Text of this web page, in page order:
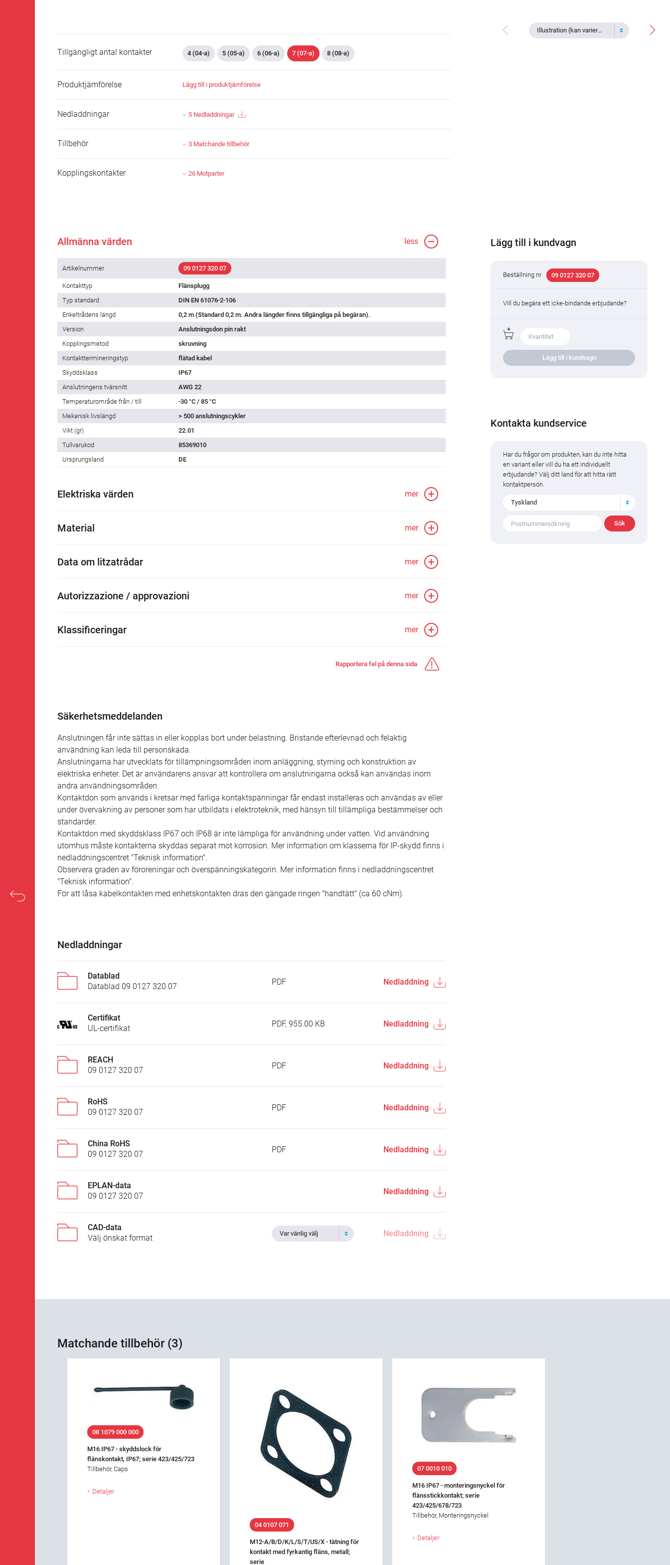
Illustration (kan variera)
Tillgängligt antal kontakter 4 (04-a) 5 (05-a) 6 (06-a) 7 (07-a) 8 (08-a)
Produktjämförelse Lägg till i produktjämförelse
Nedladdningar 5 Nedladdningar
Tillbehör 3 Matchande tillbehör
Kopplingskontakter 26 Motparter
Allmänna värden less
Artikelnummer 09 0127 320 07
Kontakttyp
Flänsplugg
Typ standard
DIN EN 61076-2-106
Enkeltrådens längd
0,2 m (Standard 0,2 m. Andra längder finns tillgängliga på begäran).
Version
Anslutningsdon pin rakt
Kopplingsmetod
skruvning
Kontakttermineringstyp
flätad kabel
Skyddsklass
IP67
Anslutningens tvärsnitt
AWG 22
Temperaturområde från / till
-30 °C / 85 °C
Mekanisk livslängd
> 500 anslutningscykler
Vikt (gr)
22.01
Tullvarukod
85369010
Ursprungsland
DE
Elektriska värden mer
Material mer
Data om litzatrådar mer
Autorizzazione / approvazioni mer
Klassificeringar mer
Rapportera fel på denna sida
Säkerhetsmeddelanden
Anslutningen får inte sättas in eller kopplas bort under belastning. Bristande efterlevnad och felaktig
användning kan leda till personskada.
Anslutningarna har utvecklats för tillämpningsområden inom anläggning, styrning och konstruktion av
elektriska enheter. Det är användarens ansvar att kontrollera om anslutningarna också kan användas inom
andra användningsområden.
Kontaktdon som används i kretsar med farliga kontaktspänningar får endast installeras och användas av eller
under övervakning av personer som har utbildats i elektroteknik, med hänsyn till tillämpliga bestämmelser och
standarder.
Kontaktdon med skyddsklass IP67 och IP68 är inte lämpliga för användning under vatten. Vid användning
utomhus måste kontakterna skyddas separat mot korrosion. Mer information om klasserna för IP-skydd finns i
nedladdningscentret "Teknisk information".
Observera graden av föroreningar och överspänningskategorin. Mer information finns i nedladdningscentret
"Teknisk information".
För att låsa kabelkontakten med enhetskontakten dras den gängade ringen "handtätt" (ca 60 cNm).
Nedladdningar
Datablad
Datablad 09 0127 320 07
PDF Nedladdning
Certifikat
UL-certifikat
PDF, 955.00 KB Nedladdning
REACH
09 0127 320 07
PDF Nedladdning
RoHS
09 0127 320 07
PDF Nedladdning
China RoHS
09 0127 320 07
PDF Nedladdning
EPLAN-data
09 0127 320 07
Nedladdning
CAD-data
Välj önskat format
Var vänlig välj Nedladdning
Lägg till i kundvagn
Beställning nr 09 0127 320 07
Vill du begära ett icke-bindande erbjudande?
Lägg till i kundvagn
Kontakta kundservice
Har du frågor om produkten, kan du inte hitta
en variant eller vill du ha ett individuellt
erbjudande? Välj ditt land för att hitta rätt
kontaktperson.
Tyskland
Matchande tillbehör (3)
08 1079 000 000
M16 IP67 - skyddslock för
flänskontakt, IP67; serie 423/425/723
Tillbehör, Caps
Detaljer
04 0107 071
M12-A/B/D/K/L/S/T/US/X - tätning för
kontakt med fyrkantig fläns, metall;
serie
07 0010 010
M16 IP67 - monteringsnyckel för
flänsstickkontakt; serie
423/425/678/723
Tillbehör, Monteringsnyckel
Detaljer